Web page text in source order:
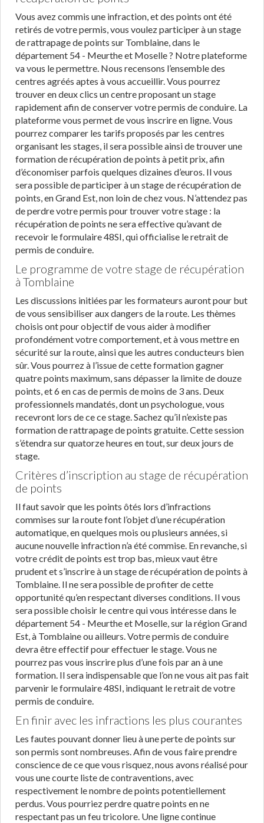
Vous avez commis une infraction, et des points ont été
retirés de votre permis, vous voulez participer à un stage
de rattrapage de points sur Tomblaine, dans le
département 54 - Meurthe et Moselle ? Notre plateforme
va vous le permettre. Nous recensons l’ensemble des
centres agréés aptes à vous accueillir. Vous pourrez
trouver en deux clics un centre proposant un stage
rapidement afin de conserver votre permis de conduire. La
plateforme vous permet de vous inscrire en ligne. Vous
pourrez comparer les tarifs proposés par les centres
organisant les stages, il sera possible ainsi de trouver une
formation de récupération de points à petit prix, afin
d’économiser parfois quelques dizaines d’euros. Il vous
sera possible de participer à un stage de récupération de
points, en Grand Est, non loin de chez vous. N’attendez pas
de perdre votre permis pour trouver votre stage : la
récupération de points ne sera effective qu’avant de
recevoir le formulaire 48SI, qui officialise le retrait de
permis de conduire.
Le programme de votre stage de récupération
à Tomblaine
Les discussions initiées par les formateurs auront pour but
de vous sensibiliser aux dangers de la route. Les thèmes
choisis ont pour objectif de vous aider à modifier
profondément votre comportement, et à vous mettre en
sécurité sur la route, ainsi que les autres conducteurs bien
sûr. Vous pourrez à l’issue de cette formation gagner
quatre points maximum, sans dépasser la limite de douze
points, et 6 en cas de permis de moins de 3 ans. Deux
professionnels mandatés, dont un psychologue, vous
recevront lors de ce ce stage. Sachez qu’il n’existe pas
formation de rattrapage de points gratuite. Cette session
s’étendra sur quatorze heures en tout, sur deux jours de
stage.
Critères d’inscription au stage de récupération
de points
Il faut savoir que les points ôtés lors d’infractions
commises sur la route font l’objet d’une récupération
automatique, en quelques mois ou plusieurs années, si
aucune nouvelle infraction n’a été commise. En revanche, si
votre crédit de points est trop bas, mieux vaut être
prudent et s’inscrire à un stage de récupération de points à
Tomblaine. Il ne sera possible de profiter de cette
opportunité qu’en respectant diverses conditions. Il vous
sera possible choisir le centre qui vous intéresse dans le
département 54 - Meurthe et Moselle, sur la région Grand
Est, à Tomblaine ou ailleurs. Votre permis de conduire
devra être effectif pour effectuer le stage. Vous ne
pourrez pas vous inscrire plus d’une fois par an à une
formation. Il sera indispensable que l’on ne vous ait pas fait
parvenir le formulaire 48SI, indiquant le retrait de votre
permis de conduire.
En finir avec les infractions les plus courantes
Les fautes pouvant donner lieu à une perte de points sur
son permis sont nombreuses. Afin de vous faire prendre
conscience de ce que vous risquez, nous avons réalisé pour
vous une courte liste de contraventions, avec
respectivement le nombre de points potentiellement
perdus. Vous pourriez perdre quatre points en ne
respectant pas un feu tricolore. Une ligne continue